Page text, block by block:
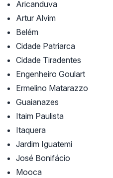
Aricanduva
Artur Alvim
Belém
Cidade Patriarca
Cidade Tiradentes
Engenheiro Goulart
Ermelino Matarazzo
Guaianazes
Itaim Paulista
Itaquera
Jardim Iguatemi
José Bonifácio
Mooca